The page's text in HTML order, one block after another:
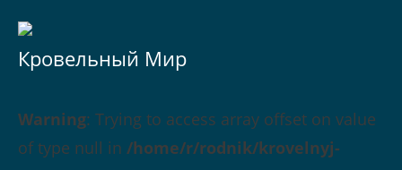
Кровельный Мир
Warning: Trying to access array offset on value
of type null in /home/r/rodnik/krovelnyj-